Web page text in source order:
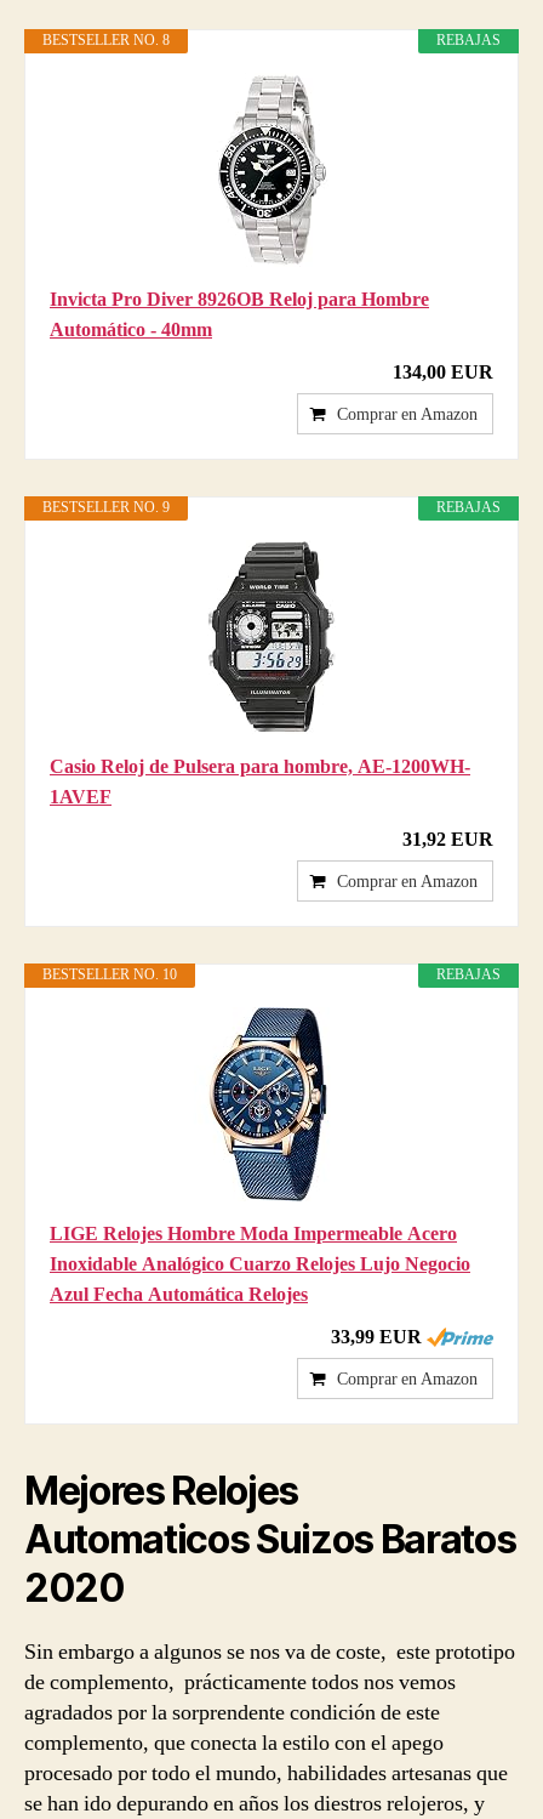
REBAJAS
BESTSELLER NO. 8
Invicta Pro Diver 8926OB Reloj para Hombre
Automático - 40mm
134,00 EUR
Comprar en Amazon
REBAJAS
BESTSELLER NO. 9
Casio Reloj de Pulsera para hombre, AE-1200WH-
1AVEF
31,92 EUR
Comprar en Amazon
REBAJAS
BESTSELLER NO. 10
LIGE Relojes Hombre Moda Impermeable Acero
Inoxidable Analógico Cuarzo Relojes Lujo Negocio
Azul Fecha Automática Relojes
33,99 EUR
Comprar en Amazon
MejoresRelojes
Automaticos Suizos Baratos
2020
Sin embargo a algunos se nos va de coste, este prototipo
de complemento, prácticamente todos nos vemos
agradados por la sorprendente condición de este
complemento, que conecta la estilo con el apego
procesado por todo el mundo, habilidades artesanas que
se han ido depurando en años los diestros relojeros, y